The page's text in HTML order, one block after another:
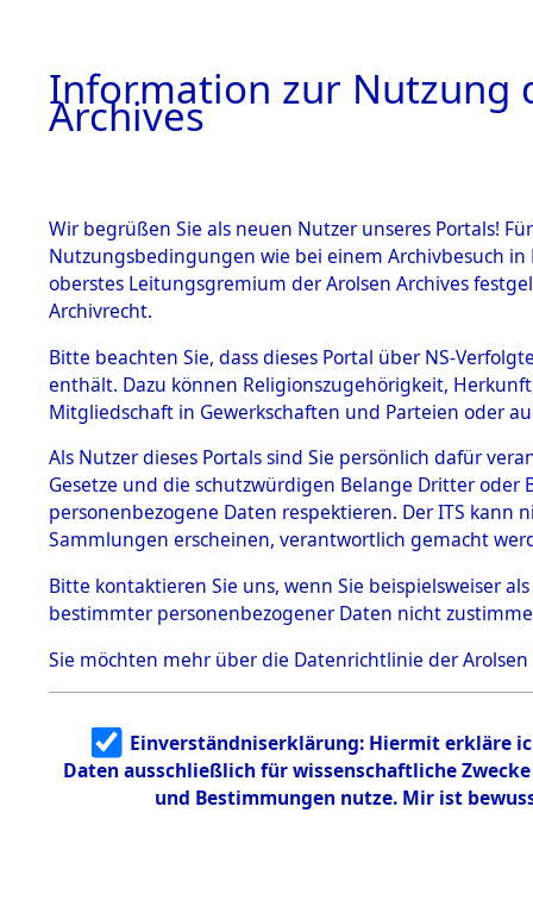
BESTÄNDE
1.
mente
5. Verschiedenes
5.3
Todesmärsche
5.3.1 Alliierte
Erhebungen
zu
Todesmärsch
en
5.3.2
Identifizierun
g
5.3.3
Todesmärsch
Dead -
Branch -
0096
Information zur Nutzung
Archives
Wir begrüßen Sie als neuen Nutzer unseres Portals!
Nutzungsbedingungen wie bei einem Archivbesuch
oberstes Leitungsgremium der Arolsen Archives
Archivrecht.
Bitte beachten Sie, dass dieses Portal über NS-
enthält. Dazu können Religionszugehörigkeit,
Mitgliedschaft in Gewerkschaften und Parteien oder
Als Nutzer dieses Portals sind Sie persönlich dafür
Gesetze und die schutzwürdigen Belange Dritter
personenbezogene Daten respektieren. Der ITS
Sammlungen erscheinen, verantwortlich gemacht
Bitte kontaktieren Sie uns, wenn Sie beispielsweiser
bestimmter personenbezogener Daten nicht
Sie möchten mehr über die Datenrichtlinie der Arolsen
Einverständniserklärung: Hiermit erkläre
Daten ausschließlich für wissenschaftliche
und Bestimmungen nutze. Mir ist